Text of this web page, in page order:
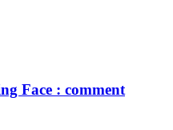
Face : comment